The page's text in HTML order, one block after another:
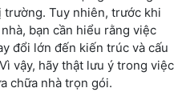
trường. Tuy nhiên, trước khi
bạn cần hiểu rằng việc
đổi lớn đến kiến trúc và cấu
vậy, hãy thật lưu ý trong việc
chữa nhà trọn gói.